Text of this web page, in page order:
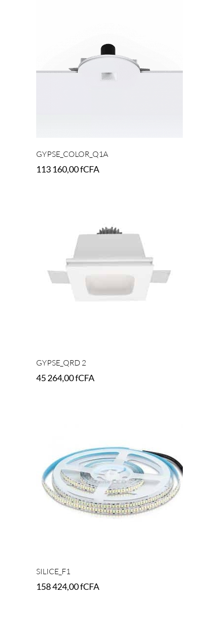
GYPSE_COLOR_Q1A
113 160,00fCFA
GYPSE_QRD 2
45 264,00fCFA
SILICE_F1
158 424,00fCFA